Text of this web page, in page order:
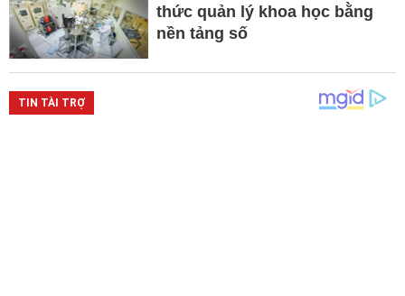
thức quản lý khoa học bằng
nền tảng số